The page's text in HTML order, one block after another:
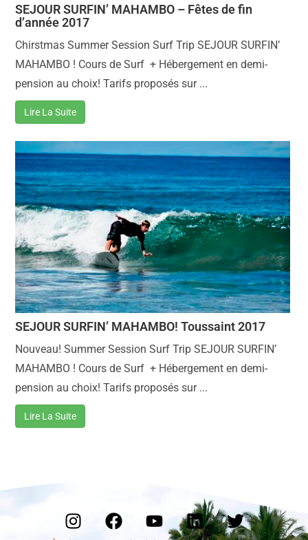
SEJOUR SURFIN’ MAHAMBO – Fêtes de fin
d’année 2017
Chirstmas Summer Session Surf Trip SEJOUR SURFIN’
MAHAMBO ! Cours de Surf + Hébergement en demi-
pension au choix! Tarifs proposés sur ...
Lire La Suite
SEJOUR SURFIN’ MAHAMBO! Toussaint 2017
Nouveau! Summer Session Surf Trip SEJOUR SURFIN’
MAHAMBO ! Cours de Surf + Hébergement en demi-
pension au choix! Tarifs proposés sur ...
Lire La Suite